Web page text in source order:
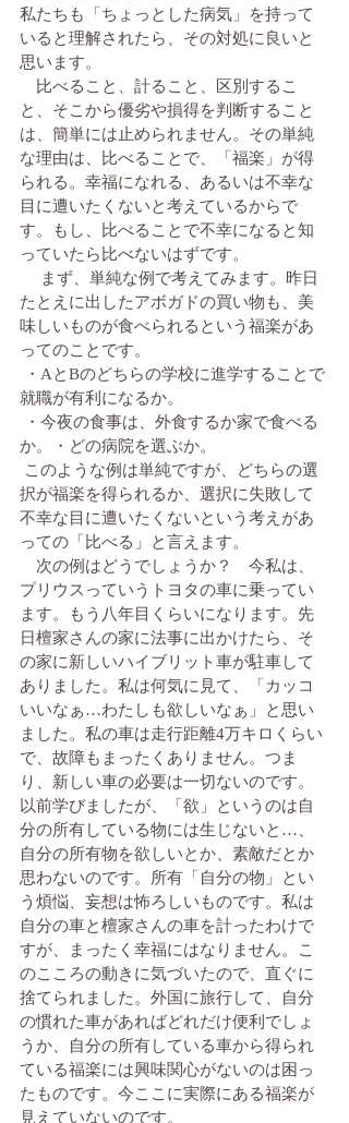
私たちも「ちょっとした病気」を持って
いると理解されたら、その対処に良いと
思います。
比べること、計ること、区別するこ
と、そこから優劣や損得を判断すること
は、簡単には止められません。その単純
な理由は、比べることで、「福楽」が得
られる。幸福になれる、あるいは不幸な
目に遭いたくないと考えているからで
す。もし、比べることで不幸になると知
っていたら比べないはずです。
たとえに出したアボガドの買い物も、美
味しいものが食べられるという福楽があ
ってのことです。
就職が有利になるか。
か。・どの病院を選ぶか。
択が福楽を得られるか、選択に失敗して
不幸な目に遭いたくないという考えがあ
っての「比べる」と言えます。
次の例はどうでしょうか？　今私は、
プリウスっていうトヨタの車に乗ってい
ます。もう八年目くらいになります。先
日檀家さんの家に法事に出かけたら、そ
の家に新しいハイブリット車が駐車して
ありました。私は何気に見て、「カッコ
いいなぁ…わたしも欲しいなぁ」と思い
ました。私の車は走行距離4万キロくらい
で、故障もまったくありません。つま
り、新しい車の必要は一切ないのです。
以前学びましたが、「欲」というのは自
分の所有している物には生じないと…、
自分の所有物を欲しいとか、素敵だとか
思わないのです。所有「自分の物」とい
う煩悩、妄想は怖ろしいものです。私は
自分の車と檀家さんの車を計ったわけで
すが、まったく幸福にはなりません。こ
のこころの動きに気づいたので、直ぐに
捨てられました。外国に旅行して、自分
の慣れた車があればどれだけ便利でしょ
うか、自分の所有している車から得られ
ている福楽には興味関心がないのは困っ
たものです。今ここに実際にある福楽が
見えていないのです。